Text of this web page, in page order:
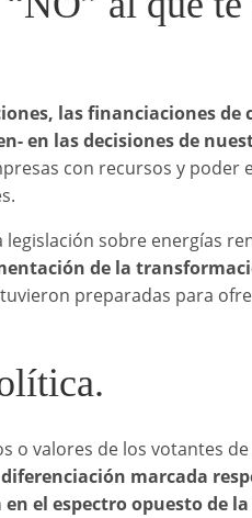
las financiaciones de
en las decisiones de
con recursos y poder
legislación sobre energías
de la
preparadas para
o valores de los votantes
marcada
el espectro opuesto de